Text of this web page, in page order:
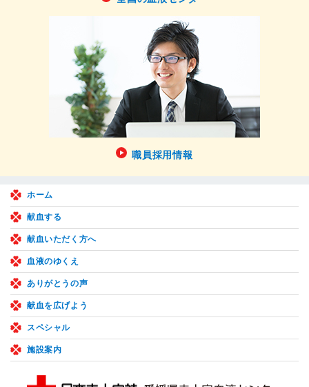
職員採用情報
ホーム
献血する
献血いただく方へ
血液のゆくえ
ありがとうの声
献血を広げよう
スペシャル
施設案内